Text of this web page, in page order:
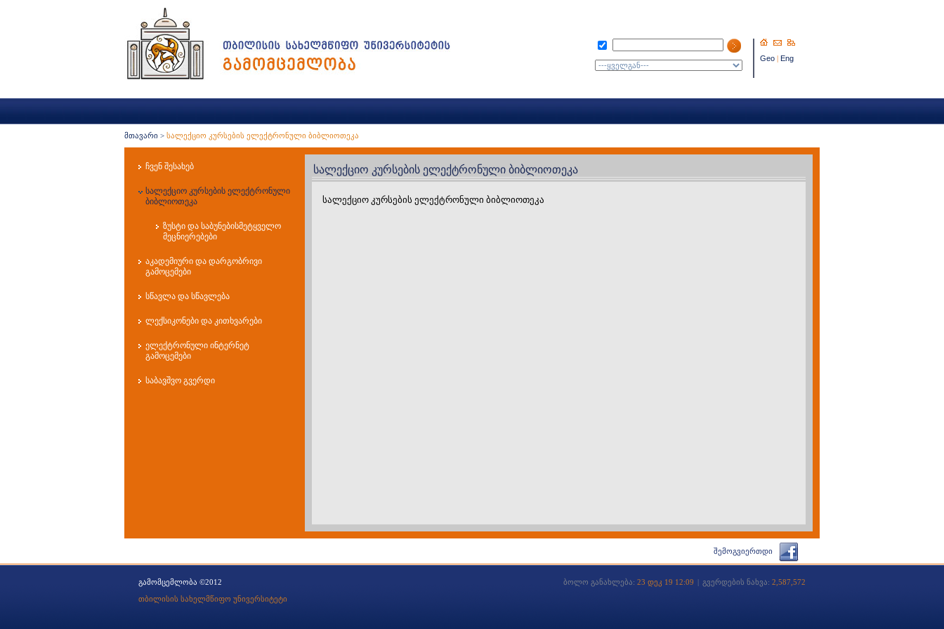
Geo | Eng
მთავარი > სალექციო კურსების ელექტრონული ბიბლიოთეკა
ჩვენ შესახებ
სალექციო კურსების ელექტრონული
ბიბლიოთეკა
ზუსტი და საბუნებისმეტყველო
მეცნიერებები
აკადემიური და დარგობრივი
გამოცემები
სწავლა და სწავლება
ლექსიკონები და კითხვარები
ელექტრონული ინტერნეტ
გამოცემები
საბავშვო გვერდი
სალექციო კურსების ელექტრონული ბიბლიოთეკა
სალექციო კურსების ელექტრონული ბიბლიოთეკა
შემოგვიერთდი
გამომცემლობა ©2012
თბილისის სახელმწიფო უნივერსიტეტი
ბოლო განახლება: 23 დეკ 19 12:09 | გვერდების ნახვა: 2,587,572